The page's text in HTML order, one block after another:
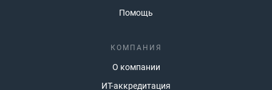
Помощь
КОМПАНИЯ
О компании
ИТ-аккредитация